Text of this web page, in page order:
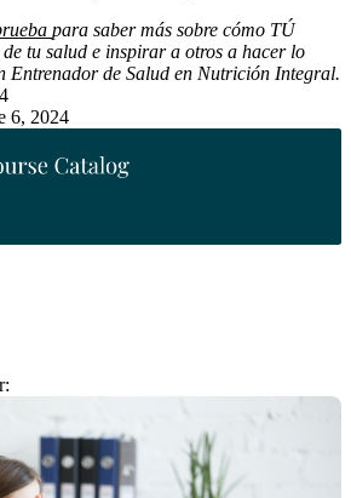
para saber más sobre cómo TÚ
tu salud e inspirar a otros a hacer lo
Entrenador de Salud en Nutrición Integral.
6, 2024